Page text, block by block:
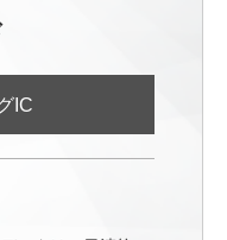
IC